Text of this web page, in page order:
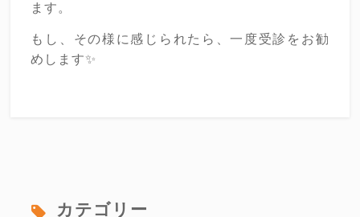
ます。
もし、その様に感じられたら、一度受診をお勧
めします✨
カテゴリー